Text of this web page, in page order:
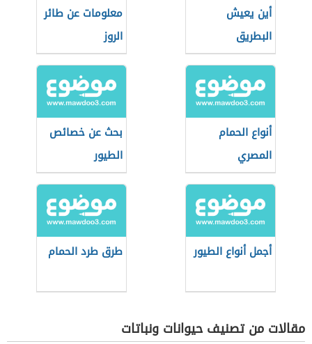
أين يعيش
البطريق
معلومات عن طائر
الروز
أنواع الحمام
المصري
بحث عن خصائص
الطيور
أجمل أنواع الطيور طرق طرد الحمام
مقالات من تصنيف حيوانات ونباتات